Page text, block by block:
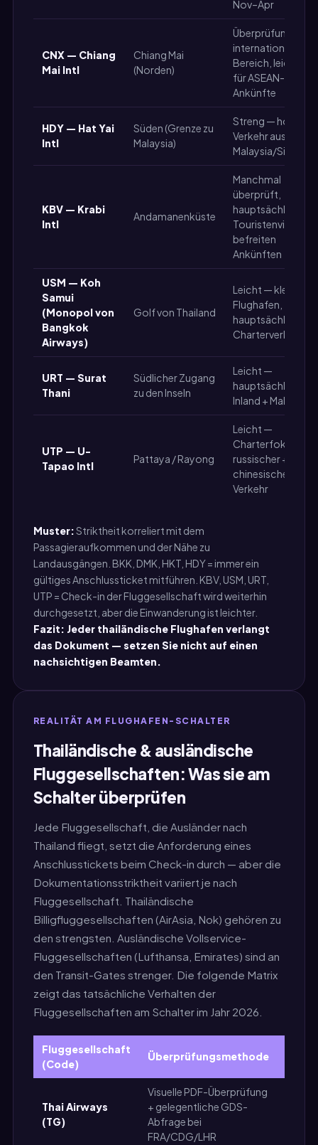
Nov–Apr
CNX — Chiang
Mai Intl
Chiang Mai
(Norden)
Überprüfung im
internationalen
Bereich, leichter
für ASEAN-
Ankünfte
HDY — Hat Yai
Intl
Süden (Grenze zu
Malaysia)
Streng — hoher
Verkehr aus
Malaysia/Singapur
KBV — Krabi
Intl
Andamanenküste
Manchmal
überprüft,
hauptsächlich bei
Touristenvisa-
befreiten
Ankünften
USM — Koh
Samui
(Monopol von
Bangkok
Airways)
Golf von Thailand
Leicht — kleiner
Flughafen,
hauptsächlich
Charterverkehr
URT — Surat
Thani
Südlicher Zugang
zu den Inseln
Leicht —
hauptsächlich
Inland + Malaysia
UTP — U-
Tapao Intl
Pattaya / Rayong
Leicht —
Charterfokus,
russischer +
chinesischer
Verkehr
Muster:Striktheit korreliert mit dem
Passagieraufkommen und der Nähe zu
Landausgängen. BKK, DMK, HKT, HDY = immer ein
gültiges Anschlussticket mitführen. KBV, USM, URT,
UTP = Check-in der Fluggesellschaft wird weiterhin
durchgesetzt, aber die Einwanderung ist leichter.
Fazit: Jeder thailändische Flughafen verlangt
das Dokument — setzen Sie nicht auf einen
nachsichtigen Beamten.
REALITÄT AM FLUGHAFEN-SCHALTER
Thailändische & ausländische
Fluggesellschaften: Was sie am
Schalter überprüfen
Jede Fluggesellschaft, die Ausländer nach
Thailand fliegt, setzt die Anforderung eines
Anschlusstickets beim Check-in durch — aber die
Dokumentationsstriktheit variiert je nach
Fluggesellschaft. Thailändische
Billigfluggesellschaften (AirAsia, Nok) gehören zu
den strengsten. Ausländische Vollservice-
Fluggesellschaften (Lufthansa, Emirates) sind an
den Transit-Gates strenger. Die folgende Matrix
zeigt das tatsächliche Verhalten der
Fluggesellschaften am Schalter im Jahr 2026.
Fluggesellschaft
(Code)
Überprüfungsmethode
Thai Airways
(TG)
Visuelle PDF-Überprüfung
+ gelegentliche GDS-
Abfrage bei
FRA/CDG/LHR